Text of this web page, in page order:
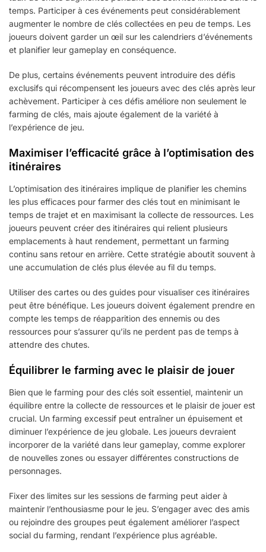
temps. Participer à ces événements peut considérablement
augmenter le nombre de clés collectées en peu de temps. Les
joueurs doivent garder un œil sur les calendriers d’événements
et planifier leur gameplay en conséquence.
De plus, certains événements peuvent introduire des défis
exclusifs qui récompensent les joueurs avec des clés après leur
achèvement. Participer à ces défis améliore non seulement le
farming de clés, mais ajoute également de la variété à
l’expérience de jeu.
Maximiser l’efficacité grâce à l’optimisation des
itinéraires
L’optimisation des itinéraires implique de planifier les chemins
les plus efficaces pour farmer des clés tout en minimisant le
temps de trajet et en maximisant la collecte de ressources. Les
joueurs peuvent créer des itinéraires qui relient plusieurs
emplacements à haut rendement, permettant un farming
continu sans retour en arrière. Cette stratégie aboutit souvent à
une accumulation de clés plus élevée au fil du temps.
Utiliser des cartes ou des guides pour visualiser ces itinéraires
peut être bénéfique. Les joueurs doivent également prendre en
compte les temps de réapparition des ennemis ou des
ressources pour s’assurer qu’ils ne perdent pas de temps à
attendre des chutes.
Équilibrer le farming avec le plaisir de jouer
Bien que le farming pour des clés soit essentiel, maintenir un
équilibre entre la collecte de ressources et le plaisir de jouer est
crucial. Un farming excessif peut entraîner un épuisement et
diminuer l’expérience de jeu globale. Les joueurs devraient
incorporer de la variété dans leur gameplay, comme explorer
de nouvelles zones ou essayer différentes constructions de
personnages.
Fixer des limites sur les sessions de farming peut aider à
maintenir l’enthousiasme pour le jeu. S’engager avec des amis
ou rejoindre des groupes peut également améliorer l’aspect
social du farming, rendant l’expérience plus agréable.